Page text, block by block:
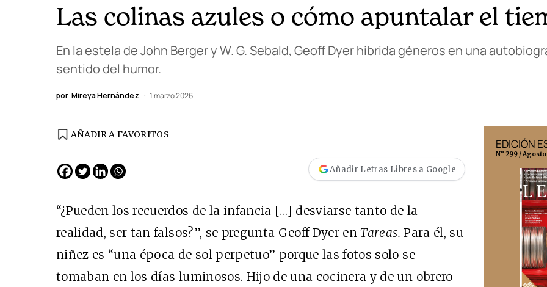
Las colinas azules o cómo apuntalar el
En la estela de John Berger y W. G. Sebald, Geoff Dyer hibrida géneros en una
sentido del humor.
por Mireya Hernández 1 marzo 2026
AÑADIR A FAVORITOS
Añadir Letras Libres a Google
“¿Pueden los recuerdos de la infancia […] desviarse tanto de la
realidad, ser tan falsos?”, se pregunta Geoff Dyer enTareas.Para él, su
niñez es “una época de sol perpetuo” porque las fotos solo se
tomaban en los días luminosos. Hijo de una cocinera y de un obrero
EDICIÓN
N° 299 /